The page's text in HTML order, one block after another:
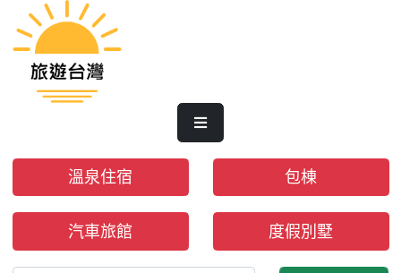
溫泉住宿 包棟
汽車旅館 度假別墅